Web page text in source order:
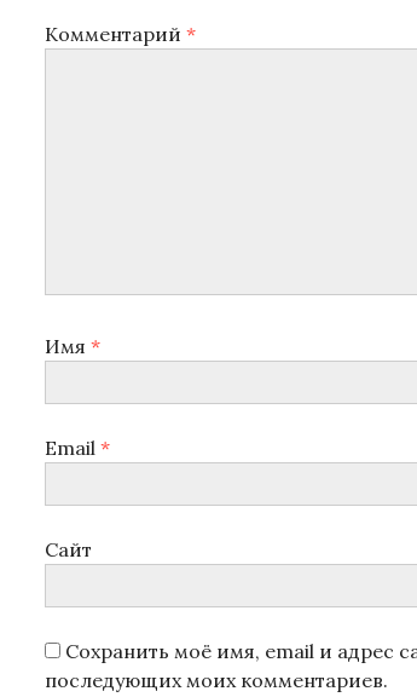
Комментарий *
Имя *
Email *
Сайт
Сохранить моё имя, email и адрес
последующих моих комментариев.